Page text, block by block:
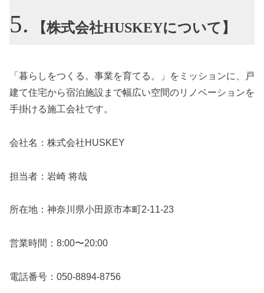
【株式会社HUSKEYについて】
「暮らしをつくる。事業を育てる。」をミッションに、戸
建て住宅から宿泊施設まで幅広い空間のリノベーションを
手掛ける施工会社です。
会社名：株式会社HUSKEY
担当者：岩崎 将哉
所在地：神奈川県小田原市本町2-11-23
営業時間：8:00〜20:00
電話番号：050-8894-8756